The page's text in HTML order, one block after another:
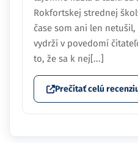
Rokfortskej strednej
čase som ani len
vydrží v povedomí
to, že sa k nej[...]
Prečítať celú